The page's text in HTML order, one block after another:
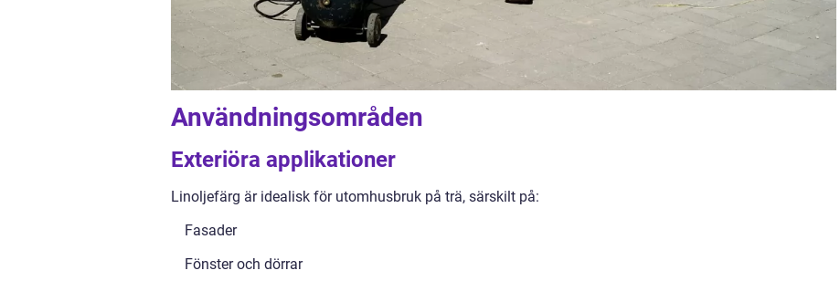
Användningsområden
Exteriöra applikationer
Linoljefärg är idealisk för utomhusbruk på trä, särskilt på:
Fasader
Fönster och dörrar